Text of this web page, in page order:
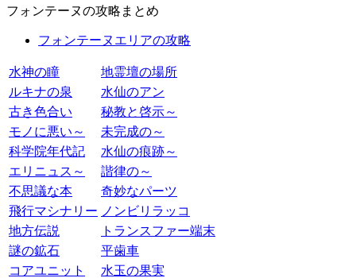
フォンテーヌの攻略まとめ
フォンテーヌエリアの攻略
水神の瞳
地霊壇の場所
ルキナの泉
水仙のアン
古き色合い
秘教と啓示～
モノに悪い～
未完成の～
科学院年代記
水仙の痕跡～
エリニュス～
諧律の～
不思議な本
奇妙なパーツ
飛行マシナリー ノンビリラッコ
地方伝説
トランスファー端末
謎の鉱石
平歯車
コアユニット
水玉の果実